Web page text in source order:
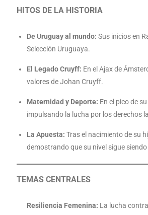
HITOS DE LA HISTORIA
De Uruguay al mundo: Sus inicios en
Selección Uruguaya.
El Legado Cruyff: En el Ajax de
valores de Johan Cruyff.
Maternidad y Deporte: En el pico de
impulsando la lucha por los derechos
La Apuesta: Tras el nacimiento de su
demostrando que su nivel sigue
TEMAS CENTRALES
Resiliencia Femenina: La lucha